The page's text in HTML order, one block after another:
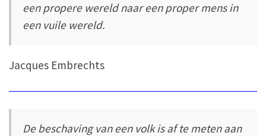
een propere wereld naar een proper mens in
een vuile wereld.
Jacques Embrechts
De beschaving van een volk is af te meten aan